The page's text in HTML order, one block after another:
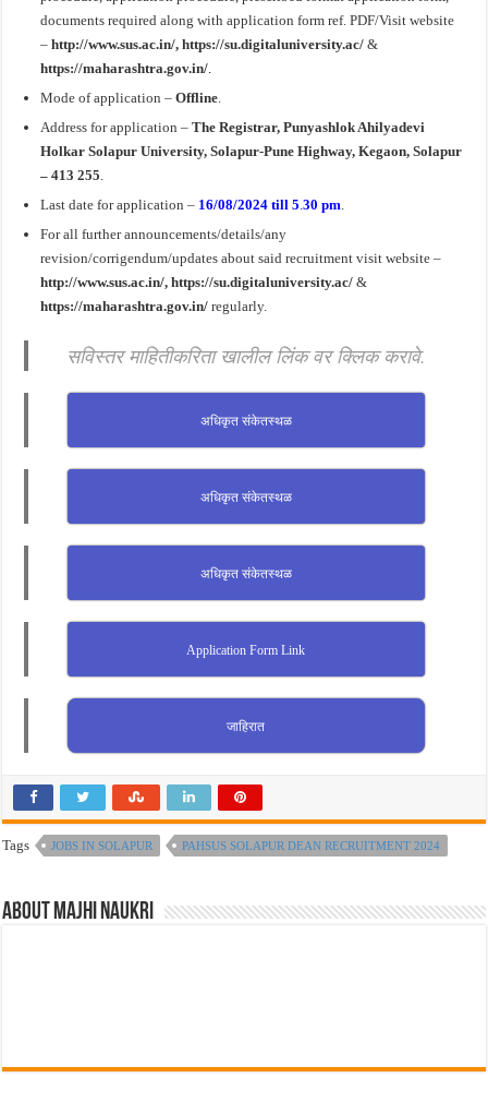
documents required along with application form ref. PDF/Visit website
–http://www.sus.ac.in/,https://su.digitaluniversity.ac/&
https://maharashtra.gov.in/
Mode of application – Offline
Address for application –The Registrar, Punyashlok Ahilyadevi
Holkar Solapur University, Solapur-Pune Highway, Kegaon, Solapur
– 413 255
Last date for application – 16/08/2024 till 5 .30 pm
For all further announcements/details/any
revision/corrigendum/updates about said recruitment visit website –
http://www.sus.ac.in/, https://su.digitaluniversity.ac/&
https://maharashtra.gov.in/ regularly.
सविस्तर माहितीकरिता खालील लिंक वर क्लिक करावे.
अधिकृत संकेतस्थळ
अधिकृत संकेतस्थळ
अधिकृत संकेतस्थळ
Application Form Link
जाहिरात
Tags JOBS IN SOLAPUR PAHSUS SOLAPUR DEAN RECRUITMENT 2024
About Majhi Naukri